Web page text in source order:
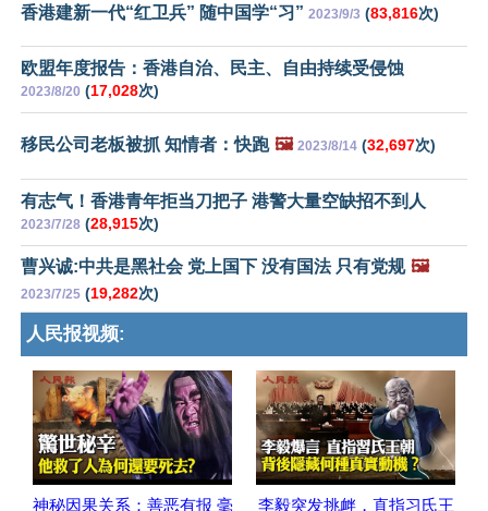
香港建新一代“红卫兵” 随中国学“习” 2023/9/3 (83,816次)
欧盟年度报告：香港自治、民主、自由持续受侵蚀
2023/8/20 (17,028次)
移民公司老板被抓 知情者：快跑 🖼️ 2023/8/14 (32,697次)
有志气！香港青年拒当刀把子 港警大量空缺招不到人
2023/7/28 (28,915次)
曹兴诚:中共是黑社会 党上国下 没有国法 只有党规 🖼️
2023/7/25 (19,282次)
人民报视频:
神秘因果关系：善恶有报 毫
李毅突发挑衅，直指习氏王